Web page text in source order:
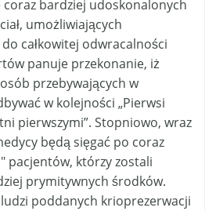
bardziej udoskonalonych
umożliwiających
całkowitej odwracalności
panuje przekonanie, iż
przebywających w
w kolejności „Pierwsi
pierwszymi”. Stopniowo, wraz
będą sięgać po coraz
pacjentów, którzy zostali
prymitywnych środków.
poddanych krioprezerwacji